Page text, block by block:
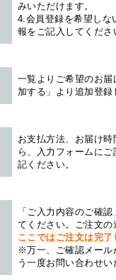
みいただけます。
4.会員登録を希望しな
報をご記入してくださ
一覧よりご希望のお
加する」より追加登
お支払方法、お届け
ら、入力フォームに
記ください。
「ご入力内容のご確
てください。ご注文
ここではご注文は完
※万一、ご確認メール
う一度お問い合わせ